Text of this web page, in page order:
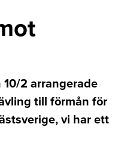
2 arrangerade
till förmån för
vi har ett